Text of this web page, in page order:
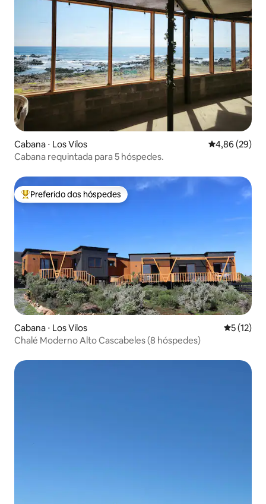
Cabana ⋅ Los Vilos 4,86 de uma
4,86 (29)
Cabana requintada para 5 hóspedes.
Entre os melhores preferidos dos hóspedes
Preferido dos hóspedes
Cabana ⋅ Los Vilos 5 de uma
5 (12)
Chalé Moderno Alto Cascabeles (8 hóspedes)